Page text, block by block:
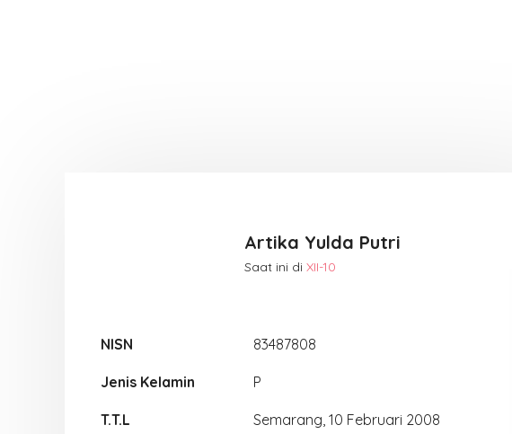
Artika Yulda Putri
Saat ini di XII-10
NISN 83487808
Jenis Kelamin P
T.T.L Semarang, 10 Februari 2008